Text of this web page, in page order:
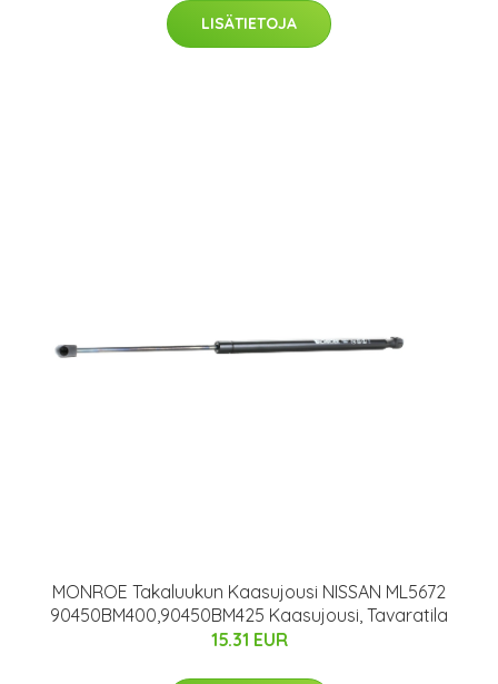
LISÄTIETOJA
MONROE Takaluukun Kaasujousi NISSAN ML5672
90450BM400,90450BM425 Kaasujousi, Tavaratila
15.31 EUR